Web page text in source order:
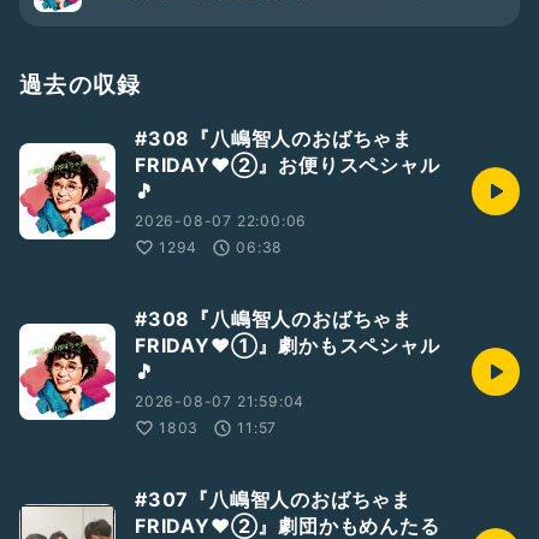
過去の収録
#308『八嶋智人のおばちゃま
FRIDAY❤️②』お便りスペシャル
🎵
2026-08-07 22:00:06
1294
06:38
#308『八嶋智人のおばちゃま
FRIDAY❤️①』劇かもスペシャル
🎵
2026-08-07 21:59:04
1803
11:57
#307『八嶋智人のおばちゃま
FRIDAY❤②』劇団かもめんたる